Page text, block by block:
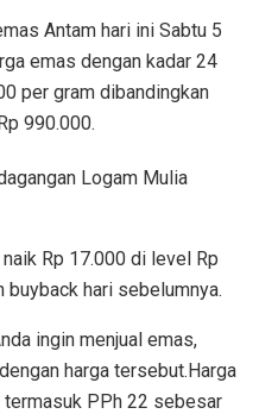
Antam hari ini Sabtu 5
emas dengan kadar 24
per gram dibandingkan
990.000.
Logam Mulia
Rp 17.000 di level Rp
hari sebelumnya.
ingin menjual emas,
harga tersebut.Harga
PPh 22 sebesar